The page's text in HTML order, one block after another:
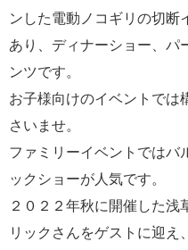
ンした電動ノコギリの切断
あり、ディナーショー、パ
ンツです。
お子様向けのイベントでは
さいませ。
ファミリーイベントではバ
ックショーが人気です。
２０２２年秋に開催した浅
リックさんをゲストに迎え